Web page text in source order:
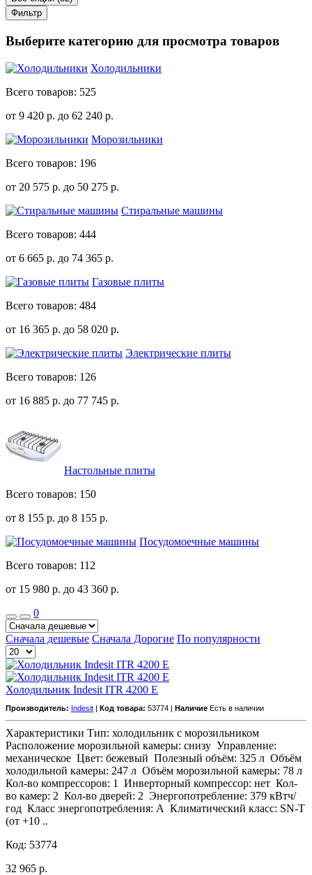
Фильтр
Выберите категорию для просмотра товаров
Холодильники
Всего товаров: 525
от 9 420 р. до 62 240 р.
Морозильники
Всего товаров: 196
от 20 575 р. до 50 275 р.
Стиральные машины
Всего товаров: 444
от 6 665 р. до 74 365 р.
Газовые плиты
Всего товаров: 484
от 16 365 р. до 58 020 р.
Электрические плиты
Всего товаров: 126
от 16 885 р. до 77 745 р.
Настольные плиты
Всего товаров: 150
от 8 155 р. до 8 155 р.
Посудомоечные машины
Всего товаров: 112
от 15 980 р. до 43 360 р.
0
Сначала дешевые Сначала Дорогие По популярности
Холодильник Indesit ITR 4200 E
Производитель: Indesit | Код товара: 53774 | Наличие Есть в наличии
Характеристики Тип: холодильник с морозильником
Расположение морозильной камеры: снизу Управление:
механическое Цвет: бежевый Полезный объём: 325 л Объём
холодильной камеры: 247 л Объём морозильной камеры: 78 л
Кол-во компрессоров: 1 Инверторный компрессор: нет Кол-
во камер: 2 Кол-во дверей: 2 Энергопотребление: 379 кВтч/
год Класс энeргопотребления: A Климатический класс: SN-T
(от +10 ..
Код: 53774
32 965 р.